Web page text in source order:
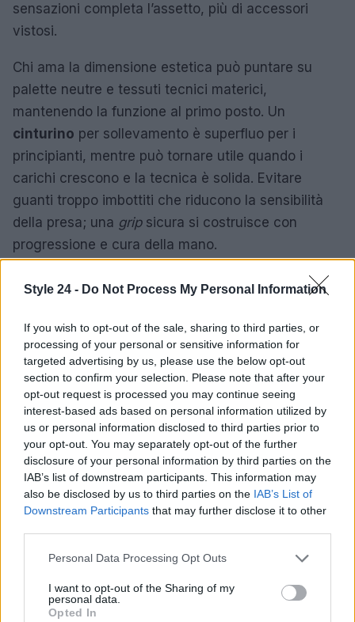
Style 24 - Do Not Process My Personal Information
If you wish to opt-out of the sale, sharing to third parties, or
processing of your personal or sensitive information for
targeted advertising by us, please use the below opt-out
section to confirm your selection. Please note that after your
opt-out request is processed you may continue seeing
interest-based ads based on personal information utilized by
us or personal information disclosed to third parties prior to
your opt-out. You may separately opt-out of the further
disclosure of your personal information by third parties on the
IAB’s list of downstream participants. This information may
also be disclosed by us to third parties on the IAB’s List of
Downstream Participants that may further disclose it to other
Please note that this website/app uses one or more Google
not limited to your visit or usage behaviour. You may click to
grant or deny consent to Google and its third-party tags to
Personal Data Processing Opt Outs
I want to opt-out of the Sharing of my
personal data.
Opted In
sensazioni completa l’assetto, più di accessori
vistosi.
Chi ama la dimensione estetica può puntare su
palette neutre e tessuti tecnici materici,
mantenendo la funzione al primo posto. Un
cinturino per sollevamento è superfluo per i
principianti, mentre può tornare utile quando i
carichi crescono e la tecnica è solida. Evitare
guanti troppo imbottiti che riducono la sensibilità
della presa; una gripsicura si costruisce con
progressione e cura della mano.
Errori da evitare: ego lifting e fretta del
Gli scivoloni tipici si riconoscono: aumentare il
caricoprima della forma, saltare il
riscaldamentoaccorciare l’ampiezza del
movimento per accumulare ripetizioni, ignorare il
dolore pensando che “passi”. Da evitare anche
l’idea che più sudore equivalga a più risultati:
intensitàutile è quella che si può sostenere con
tecnica ripetibile. Attenzione alla postura del collo e
alla retroversione eccessiva del bacino nei
movimenti di hinge; distribuzione del peso sul
piede, non solo sull’avampiede. Quando la fatica
altera la rotta, fermarsi un minuto in più è un
investimento, non una resa.